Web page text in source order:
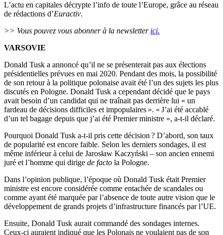
L’actu en capitales décrypte l’info de toute l’Europe, grâce au réseau
de rédactions d’Euractiv.
>> Vous pouvez vous abonner à la newsletter ici.
VARSOVIE
Donald Tusk a annoncé qu’il ne se présenterait pas aux élections
présidentielles prévues en mai 2020. Pendant des mois, la possibilité
de son retour à la politique polonaise avait été l’un des sujets les plus
discutés en Pologne. Donald Tusk a cependant décidé que le pays
avait besoin d’un candidat qui ne traînait pas derrière lui « un
fardeau de décisions difficiles et impopulaires ». « J’ai été accablé
d’un tel bagage depuis que j’ai été Premier ministre », a-t-il déclaré.
Pourquoi Donald Tusk a-t-il pris cette décision ? D’abord, son taux
de popularité est encore faible. Selon les derniers sondages, il est
même inférieur à celui de Jarosław Kaczyński – son ancien ennemi
juré et l’homme qui dirige de facto la Pologne.
Dans l’opinion publique, l’époque où Donald Tusk était Premier
ministre est encore considérée comme entachée de scandales ou
comme ayant été marquée par l’absence de toute autre vision que le
développement de grands projets d’infrastructure financés par l’UE.
Ensuite, Donald Tusk aurait commandé des sondages internes.
Ceux-ci auraient indiqué que les Polonais ne voulaient pas de son